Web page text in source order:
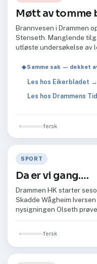
Møtt av tomme
Brannvesen i Drammen
Stenseth. Manglende
utløste undersøkelse av
◆ Samme sak — dekket
Les hos Eikerbladet →
Les hos Drammens
fersk
SPORT
Da er vi gang….
Drammen HK starter
Skadde Wågheim
nysigningen Olseth
fersk